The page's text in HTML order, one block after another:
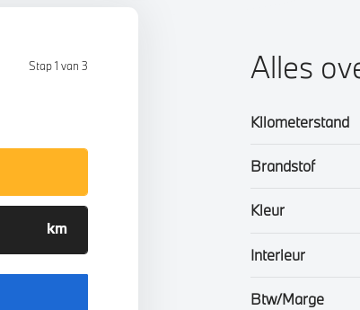
Stap 1 van 3 Alles
Kilometerstand
Brandstof
Kleur
Interieur
Btw/Marge